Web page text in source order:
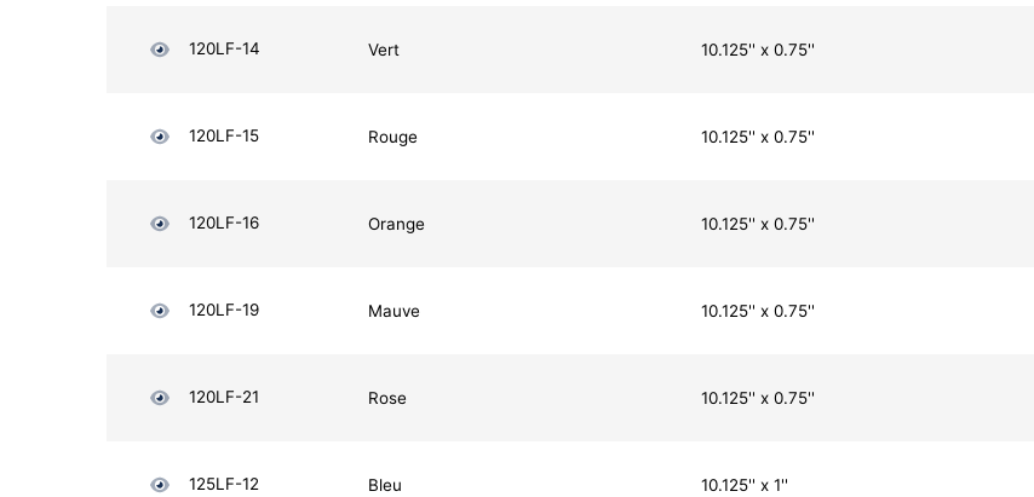
120LF-14 Vert 10.125'' x 0.75''
120LF-15 Rouge 10.125'' x 0.75''
120LF-16 Orange 10.125'' x 0.75''
120LF-19 Mauve 10.125'' x 0.75''
120LF-21 Rose 10.125'' x 0.75''
125LF-12 Bleu 10.125'' x 1''